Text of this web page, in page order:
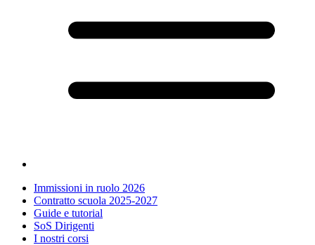
Immissioni in ruolo 2026
Contratto scuola 2025-2027
Guide e tutorial
SoS Dirigenti
I nostri corsi